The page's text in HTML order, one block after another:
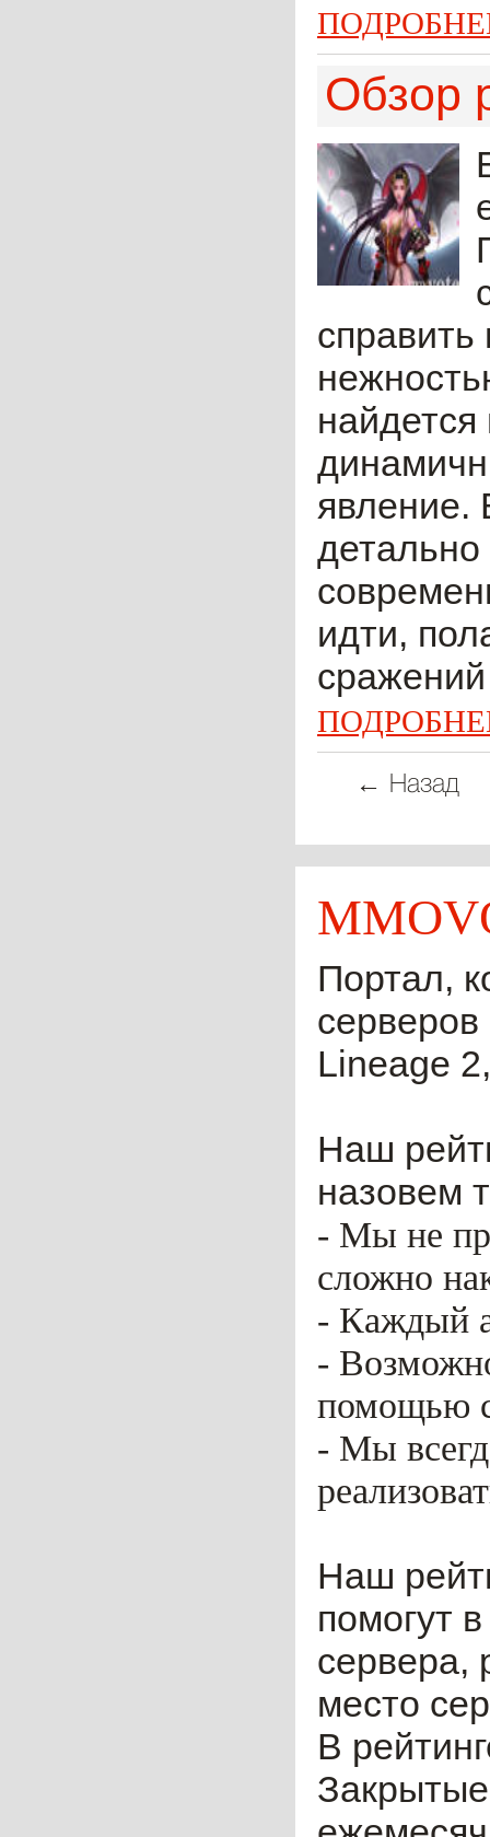
Обзор
явление.
идти,
← Назад
Портал,
Lineage
Наш
назовем
- Мы не
сложно
- Каждый
-
помощью
- Мы
Наш
помогут
сервера,
место
В